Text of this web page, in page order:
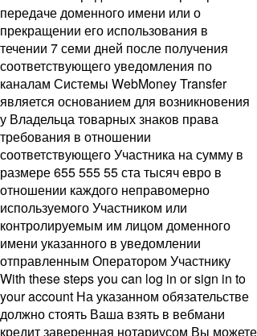
передаче доменного имени или о
прекращении его использования в
течении 7 семи дней после получения
соответствующего уведомления по
каналам Системы WebMoney Transfer
является основанием для возникновения
у Владельца товарных знаков права
требования в отношении
соответствующего Участника на сумму в
размере 655 555 55 ста тысяч евро в
отношении каждого неправомерно
используемого Участником или
контролируемым им лицом доменного
имени указанного в уведомлении
отправленным Оператором Участнику
With these steps you can log in or sign in to
your account На указанном обязательстве
должно стоять Ваша взять в вебмани
кредит заверенная нотариусом Вы можете